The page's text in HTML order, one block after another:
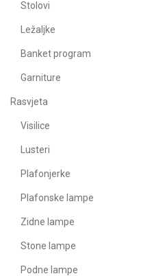
Stolovi
Ležaljke
Banket program
Garniture
Rasvjeta
Visilice
Lusteri
Plafonjerke
Plafonske lampe
Zidne lampe
Stone lampe
Podne lampe